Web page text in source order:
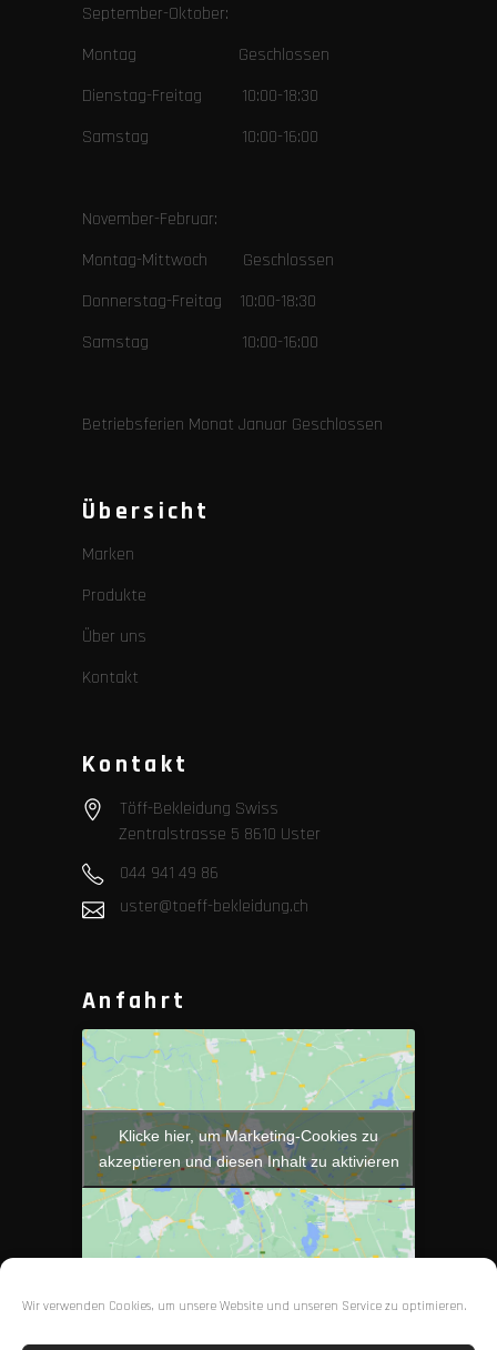
Wir verwenden Cookies, um unsere Website und unseren Service zu optimieren.
September-Oktober:
Montag Geschlossen
Dienstag-Freitag 10:00-18:30
Samstag 10:00-16:00
November-Februar:
Montag-Mittwoch Geschlossen
Donnerstag-Freitag 10:00-18:30
Samstag 10:00-16:00
Betriebsferien Monat Januar Geschlossen
Übersicht
Marken
Produkte
Über uns
Kontakt
Kontakt
Töff-Bekleidung Swiss
Zentralstrasse 5 8610 Uster
044 941 49 86
uster@toeff-bekleidung.ch
Anfahrt
Klicke hier, um Marketing-Cookies zu
akzeptieren und diesen Inhalt zu aktivieren